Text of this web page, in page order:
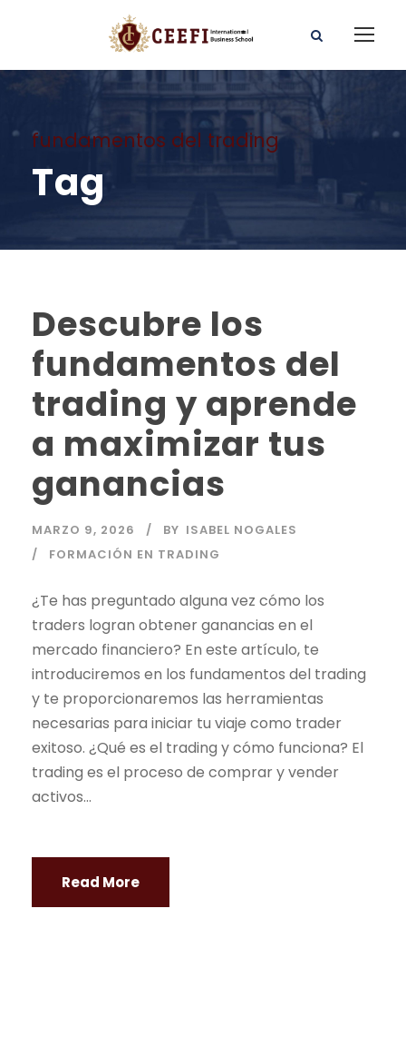
fundamentos del trading
Tag
Descubre los
fundamentos del
trading y aprende
a maximizar tus
ganancias
MARZO 9, 2026 BY ISABEL NOGALES
FORMACIÓN EN TRADING
¿Te has preguntado alguna vez cómo los
traders logran obtener ganancias en el
mercado financiero? En este artículo, te
introduciremos en los fundamentos del trading
y te proporcionaremos las herramientas
necesarias para iniciar tu viaje como trader
exitoso. ¿Qué es el trading y cómo funciona? El
trading es el proceso de comprar y vender
activos...
Read More